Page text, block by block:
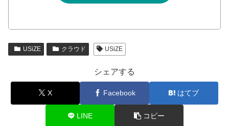
USiZE クラウド USiZE
シェアする
X Facebook はてブ
LINE コピー